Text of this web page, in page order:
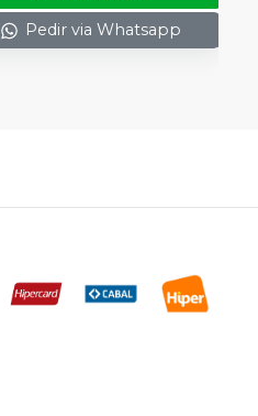
Pedir via Whatsapp